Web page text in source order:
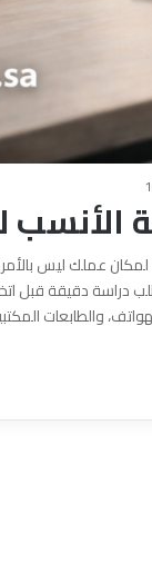
الأنسب
لمكان عملك ليس
دراسة دقيقة قبل
والطابعات